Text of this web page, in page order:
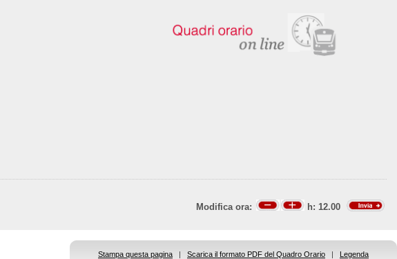
Modifica ora: h: 12.00
Stampa questa pagina | Scarica il formato PDF del Quadro Orario | Legenda